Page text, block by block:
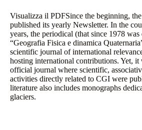
Visualizza il PDFSince the beginning,
published its yearly Newsletter. In the
years, the periodical (that since 1978
“Geografia Fisica e dinamica
scientific journal of international
hosting international contributions. Yet, it
official journal where scientific,
activities directly related to CGI were
literature also includes monographs
glaciers.